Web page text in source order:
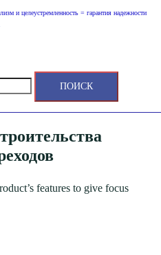
и целеустремленность = гарантия надежности
features to give focus